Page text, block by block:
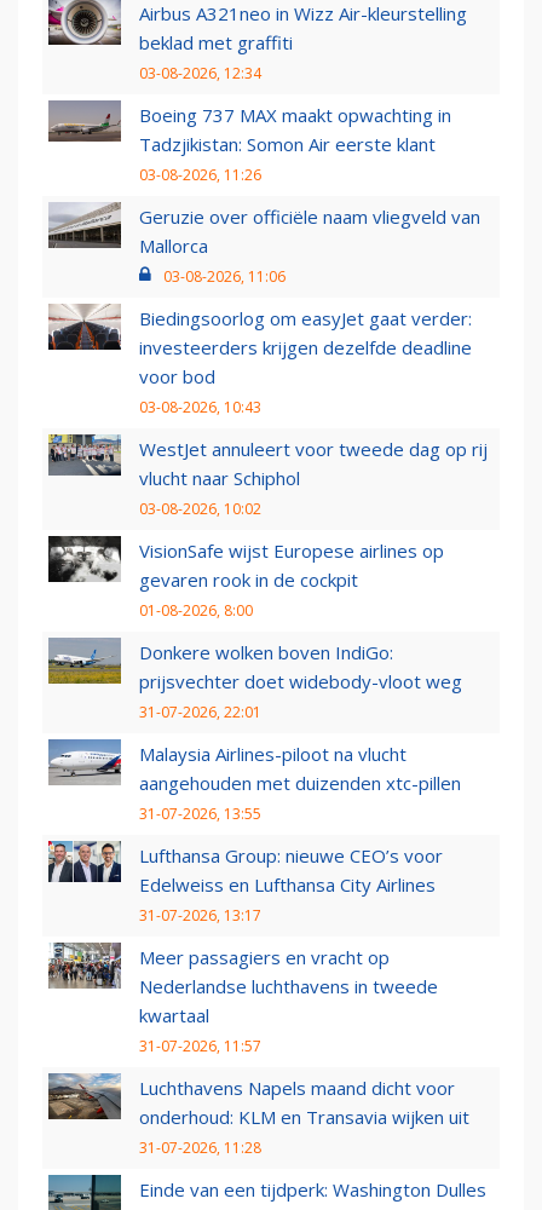
Airbus A321neo in Wizz Air-kleurstelling
beklad met graffiti
03-08-2026, 12:34
Boeing 737 MAX maakt opwachting in
Tadzjikistan: Somon Air eerste klant
03-08-2026, 11:26
Geruzie over officiële naam vliegveld van
Mallorca
03-08-2026, 11:06
Biedingsoorlog om easyJet gaat verder:
investeerders krijgen dezelfde deadline
voor bod
03-08-2026, 10:43
WestJet annuleert voor tweede dag op rij
vlucht naar Schiphol
03-08-2026, 10:02
VisionSafe wijst Europese airlines op
gevaren rook in de cockpit
01-08-2026, 8:00
Donkere wolken boven IndiGo:
prijsvechter doet widebody-vloot weg
31-07-2026, 22:01
Malaysia Airlines-piloot na vlucht
aangehouden met duizenden xtc-pillen
31-07-2026, 13:55
Lufthansa Group: nieuwe CEO’s voor
Edelweiss en Lufthansa City Airlines
31-07-2026, 13:17
Meer passagiers en vracht op
Nederlandse luchthavens in tweede
kwartaal
31-07-2026, 11:57
Luchthavens Napels maand dicht voor
onderhoud: KLM en Transavia wijken uit
31-07-2026, 11:28
Einde van een tijdperk: Washington Dulles